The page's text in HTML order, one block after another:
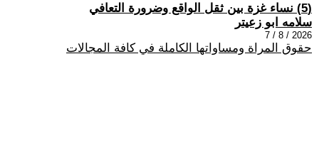
(5) نساء غزة بين ثقل الواقع وضرورة التعافي
سلامه ابو زعيتر
2026 / 8 / 7
حقوق المراة ومساواتها الكاملة في كافة المجالات